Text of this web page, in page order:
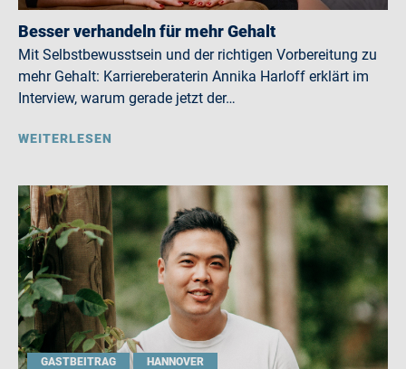
Besser verhandeln für mehr Gehalt
Mit Selbstbewusstsein und der richtigen Vorbereitung zu
mehr Gehalt: Karriereberaterin Annika Harloff erklärt im
Interview, warum gerade jetzt der…
WEITERLESEN
GASTBEITRAG HANNOVER